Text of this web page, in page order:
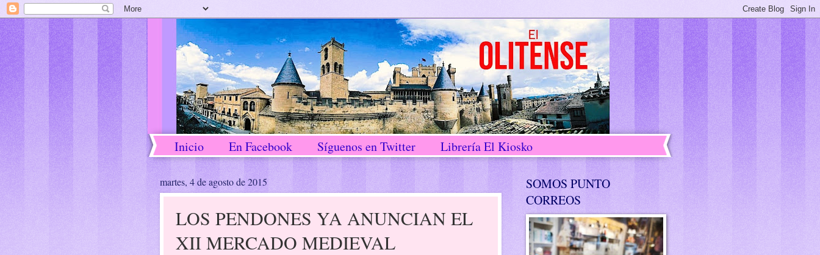
Inicio En Facebook Síguenos en Twitter Librería El Kiosko
martes, 4 de agosto de 2015
LOS PENDONES YA ANUNCIAN EL
XII MERCADO MEDIEVAL
SOMOS PUNTO
CORREOS